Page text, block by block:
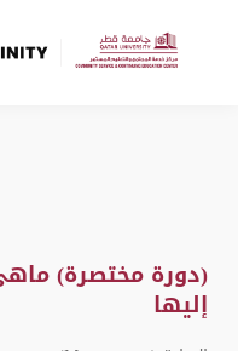
(دورة مختصرة) ماهي
إليها